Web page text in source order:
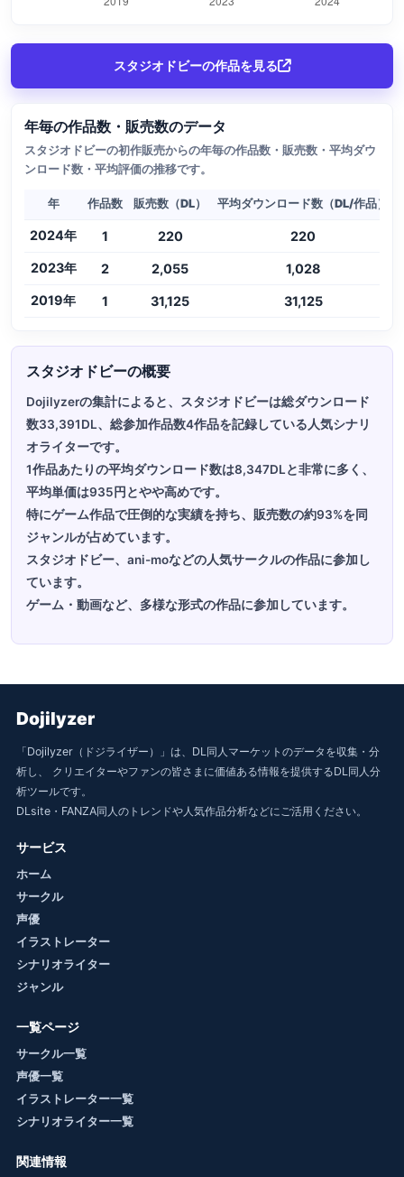
スタジオドビーの作品を見る
年毎の作品数・販売数のデータ
スタジオドビーの初作販売からの年毎の作品数・販売数・平均ダウ
ンロード数・平均評価の推移です。
年 作品数 販売数（DL） 平均ダウンロード数（DL/作品）
2024年 1 220 220
2023年 2 2,055 1,028
2019年 1 31,125 31,125
スタジオドビーの概要
Dojilyzerの集計によると、スタジオドビーは総ダウンロード
数33,391DL、総参加作品数4作品を記録している人気シナリ
オライターです。
1作品あたりの平均ダウンロード数は8,347DLと非常に多く、
平均単価は935円とやや高めです。
特にゲーム作品で圧倒的な実績を持ち、販売数の約93%を同
ジャンルが占めています。
スタジオドビー、ani-moなどの人気サークルの作品に参加し
ています。
ゲーム・動画など、多様な形式の作品に参加しています。
Dojilyzer
「Dojilyzer（ドジライザー）」は、DL同人マーケットのデータを収集・分
析し、 クリエイターやファンの皆さまに価値ある情報を提供するDL同人分
析ツールです。
DLsite・FANZA同人のトレンドや人気作品分析などにご活用ください。
サービス
ホーム
サークル
声優
イラストレーター
シナリオライター
ジャンル
一覧ページ
サークル一覧
声優一覧
イラストレーター一覧
シナリオライター一覧
関連情報